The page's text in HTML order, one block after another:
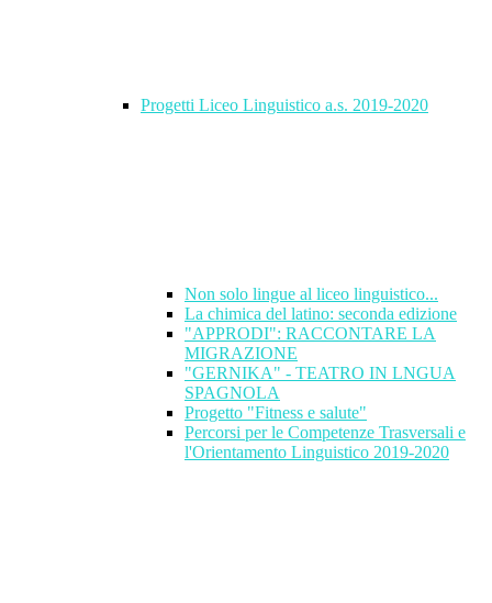
Progetti Liceo Linguistico a.s. 2019-2020
Non solo lingue al liceo linguistico...
La chimica del latino: seconda edizione
"APPRODI": RACCONTARE LA
MIGRAZIONE
"GERNIKA" - TEATRO IN LNGUA
SPAGNOLA
Progetto "Fitness e salute"
Percorsi per le Competenze Trasversali e
l'Orientamento Linguistico 2019-2020